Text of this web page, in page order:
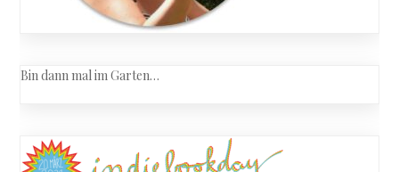
Bin dann mal im Garten…